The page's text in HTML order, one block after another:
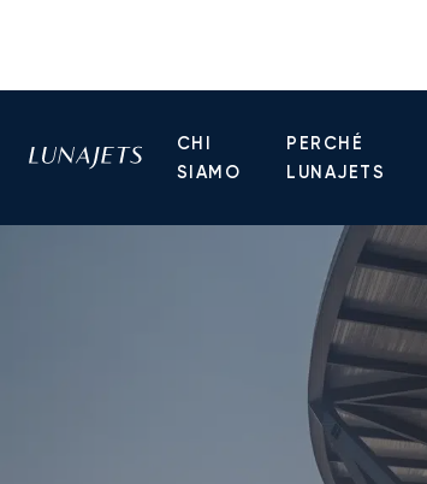
CHI
SIAMO
PERCHÉ
LUNAJETS